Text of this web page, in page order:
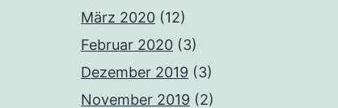
März 2020 (12)
Februar 2020 (3)
Dezember 2019 (3)
November 2019 (2)